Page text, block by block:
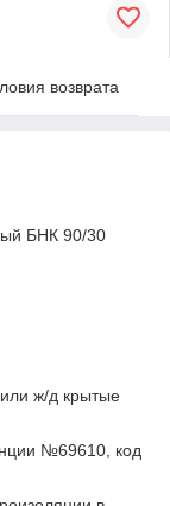
возврата
БНК 90/30
ж/д крытые
№69610, код